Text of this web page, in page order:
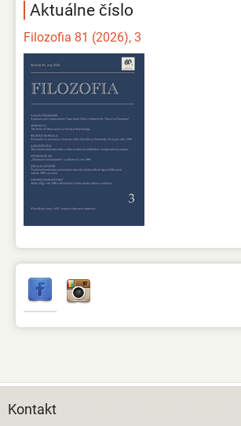
Aktuálne číslo
Filozofia 81 (2026), 3
Kontakt